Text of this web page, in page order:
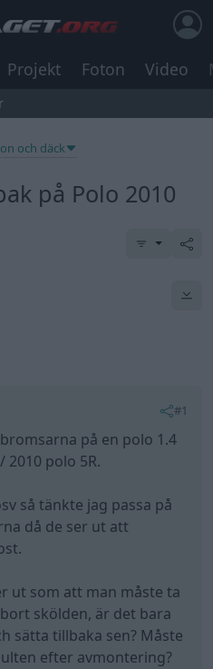
Projekt Foton Video
och däck
på Polo 2010
#1
på en polo 1.4
2010 polo 5R.
så tänkte jag passa på
då de ser ut att
ut som att man måste ta
skölden, är det bara
sätta tillbaka sen? Måste
efter avmontering?